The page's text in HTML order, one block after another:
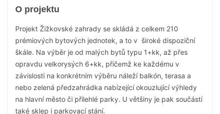
O projektu
Projekt Žižkovské zahrady se skládá z celkem 210
prémiových bytových jednotek, a to v široké dispoziční
škále. Na výběr je od malých bytů typu 1+kk, až přes
opravdu velkorysých 6+kk, přičemž ke každému v
závislosti na konkrétním výběru náleží balkón, terasa a
nebo zelená předzahrádka nabízející okouzlující výhledy
na hlavní město či přilehlé parky. U většiny je pak součástí
také sklep i parkovací stání.